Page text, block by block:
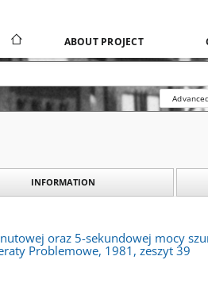
ABOUT PROJECT
INFORMATION
oraz 5-sekundowej mocy
Problemowe, 1981, zeszyt 39